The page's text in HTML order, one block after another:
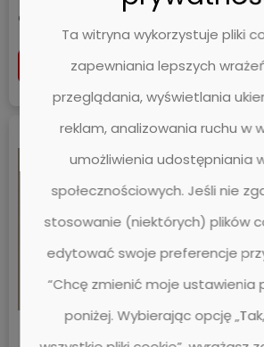
Cena netto:
DO KOSZYKA
Wykładzina PVC FORBO
Ta witryna wykorzystuje pliki
zapewniania lepszych
przeglądania, wyświetlania
reklam, analizowania ruchu w
umożliwienia udostępniania
społecznościowych. Jeśli nie
stosowanie (niektórych) plików
edytować swoje preferencje
“Chcę zmienić moje ustawienia
poniżej. Wybierając opcję